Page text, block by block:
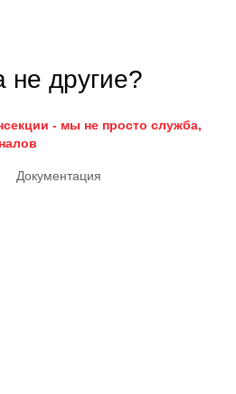
другие?
- мы не просто служба,
Документация